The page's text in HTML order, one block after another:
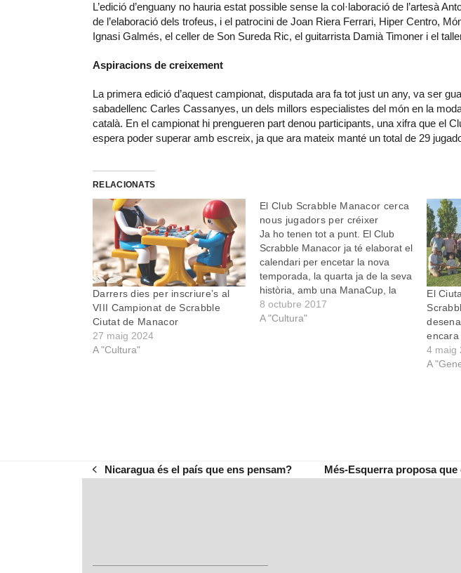
L’edició d’enguany no hauria estat possible sense la col·laboració de l’artesà
de l’elaboració dels trofeus, i el patrocini de Joan Riera Ferrari, Hiper Centro,
Ignasi Galmés, el celler de Son Sureda Ric, el guitarrista Damià Timoner i el
Aspiracions de creixement
La primera edició d’aquest campionat, disputada ara fa tot just un any, va ser
sabadellenc Carles Cassanyes, un dels millors especialistes del món en la
català. En el campionat hi prengueren part denou participants, una xifra que el
espera poder superar amb escreix, ja que ara mateix manté un total de 29
RELACIONATS
Darrers dies per inscriure’s al
VIII Campionat de Scrabble
Ciutat de Manacor
27 maig 2024
A "Cultura"
El Club Scrabble Manacor cerca
nous jugadors per créixer
Ja ho tenen tot a punt. El Club
Scrabble Manacor ja té elaborat el
calendari per encetar la nova
temporada, la quarta ja de la seva
història, amb una ManaCup, la
competició regular que s’allarga
entre els mesos de novembre i
8 octubre 2017
A "Cultura"
El
encara
4 maig
A
previous
Nicaragua és el país que ens pensam?
next
Més-Esquerra proposa